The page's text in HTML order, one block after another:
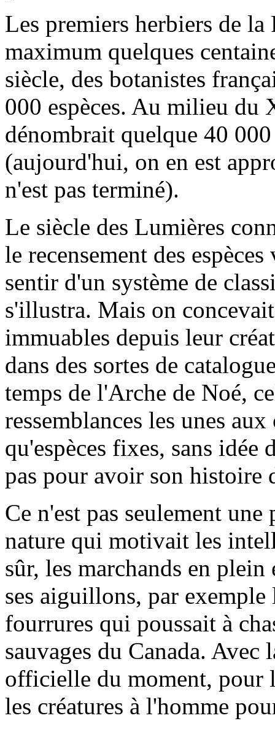
Les premiers herbiers de la
maximum quelques
siècle, des botanistes
000 espèces. Au milieu
dénombrait quelque 40
(aujourd'hui, on en est
n'est pas terminé).
Le siècle des Lumières
le recensement des
sentir d'un système de
s'illustra. Mais on
immuables depuis leur
dans des sortes de
temps de l'Arche de Noé,
ressemblances les unes
qu'espèces fixes, sans
pas pour avoir son histoire
Ce n'est pas seulement
nature qui motivait les
sûr, les marchands en
ses aiguillons, par
fourrures qui poussait à
sauvages du Canada.
officielle du moment, pour
les créatures à l'homme